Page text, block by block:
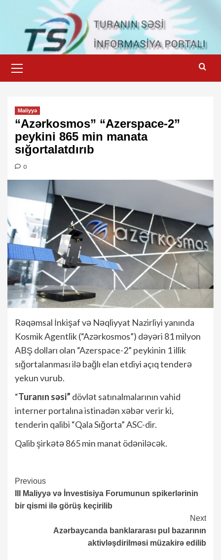
content
Menu
Maliyyə
“Azərkosmos” “Azerspace-2”
peykini 865 min manata
sığortalatdırıb
0
Rəqəmsal İnkişaf və Nəqliyyat Nazirliyi yanında
Kosmik Agentlik (“Azərkosmos”) dəyəri 81 milyon
ABŞ dolları olan “Azerspace-2” peykinin 1 illik
sığortalanması ilə bağlı elan etdiyi açıq tenderə
yekun vurub.
“Turanın səsi” dövlət satınalmalarının vahid
interner portalına istinadən xəbər verir ki,
tenderin qalibi “Qala Sığorta” ASC-dir.
Qalib şirkətə 865 min manat ödəniləcək.
Continue
Reading
Previous
III Maliyyə və İnvestisiya Forumunun spikerlərinin
bir qismi ilə görüş keçirilib
Next
Azərbaycanda banklararası pul bazarının
aktivləşdirilməsi müzakirə edilib